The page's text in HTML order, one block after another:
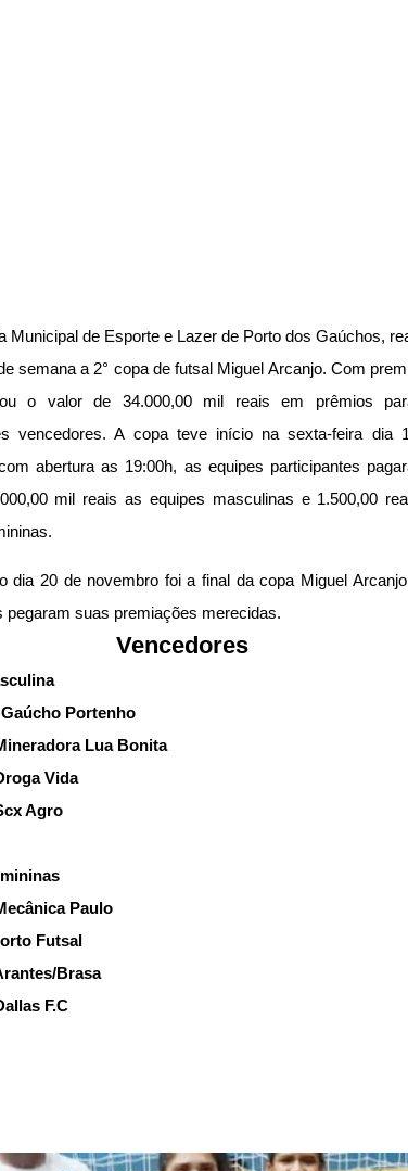
Municipal de Esporte e Lazer de Porto dos Gaúchos,
semana a 2° copa de futsal Miguel Arcanjo. Com
o valor de 34.000,00 mil reais em prêmios
vencedores. A copa teve início na sexta-feira dia
abertura as 19:00h, as equipes participantes
mil reais as equipes masculinas e 1.500,00
dia 20 de novembro foi a final da copa Miguel
pegaram suas premiações merecidas.
Vencedores
Gaúcho Portenho
Lua Bonita
Vida
Agro
Paulo
Futsal
Brasa
F.C